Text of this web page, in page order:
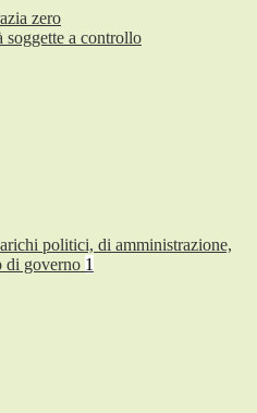
zero
soggette a controllo
politici, di amministrazione,
di governo 1